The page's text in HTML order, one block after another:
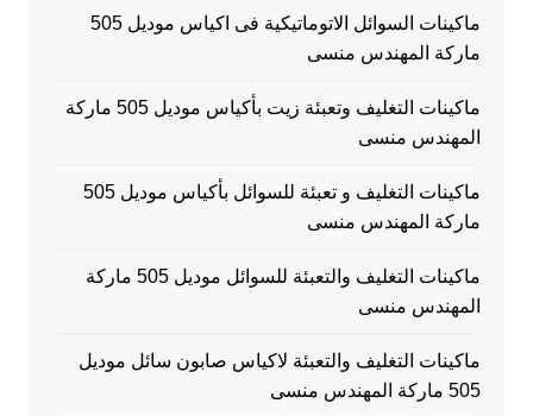
ماكينات السوائل الاتوماتيكية فى اكياس موديل 505
ماركة المهندس منسى
ماكينات التغليف وتعبئة زيت بأكياس موديل 505 ماركة
المهندس منسى
ماكينات التغليف و تعبئة للسوائل بأكياس موديل 505
ماركة المهندس منسى
ماكينات التغليف والتعبئة للسوائل موديل 505 ماركة
المهندس منسى
ماكينات التغليف والتعبئة لاكياس صابون سائل موديل
505 ماركة المهندس منسى